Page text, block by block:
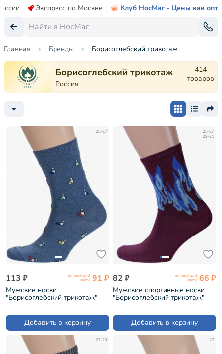
Экспресс по Москве Клуб НосМаг - Цены как опт
Главная Бренды Борисоглебский трикотаж
Борисоглебский трикотаж
Россия
414
товаров
25-27
113 ₽ по клубной
карте 91 ₽
Мужские носки
"Борисоглебский трикотаж"
Добавить в корзину
25-27
29-31
82 ₽ по клубной
карте 66 ₽
Мужские спортивные носки
"Борисоглебский трикотаж"
Добавить в корзину
27-29 27